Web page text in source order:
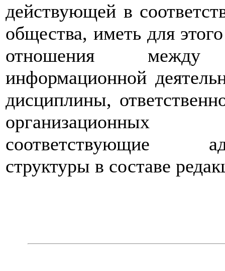
действующей в
общества, иметь для
отношения между
информационной
дисциплины,
организационных
соответствующие
структуры в составе